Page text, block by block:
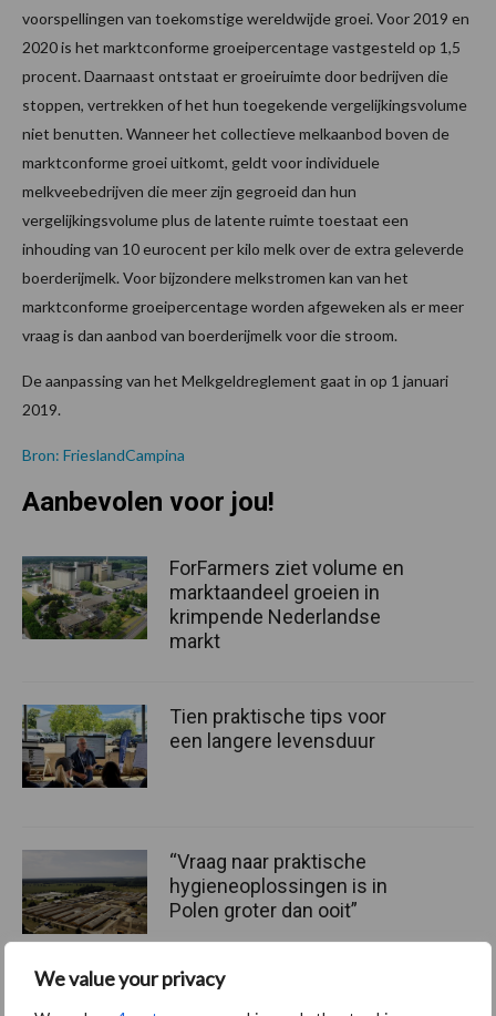
We value your privacy
voorspellingen van toekomstige wereldwijde groei. Voor 2019 en
2020 is het marktconforme groeipercentage vastgesteld op 1,5
procent. Daarnaast ontstaat er groeiruimte door bedrijven die
stoppen, vertrekken of het hun toegekende vergelijkingsvolume
niet benutten. Wanneer het collectieve melkaanbod boven de
marktconforme groei uitkomt, geldt voor individuele
melkveebedrijven die meer zijn gegroeid dan hun
vergelijkingsvolume plus de latente ruimte toestaat een
inhouding van 10 eurocent per kilo melk over de extra geleverde
boerderijmelk. Voor bijzondere melkstromen kan van het
marktconforme groeipercentage worden afgeweken als er meer
vraag is dan aanbod van boerderijmelk voor die stroom.
De aanpassing van het Melkgeldreglement gaat in op 1 januari
2019.
Bron: FrieslandCampina
Aanbevolen voor jou!
ForFarmers ziet volume en
marktaandeel groeien in
krimpende Nederlandse
markt
Tien praktische tips voor
een langere levensduur
“Vraag naar praktische
hygieneoplossingen is in
Polen groter dan ooit”